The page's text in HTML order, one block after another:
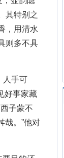
其特别之
，用清水
则多不具
人手可
好事家藏
子蒙不
哉。”他对